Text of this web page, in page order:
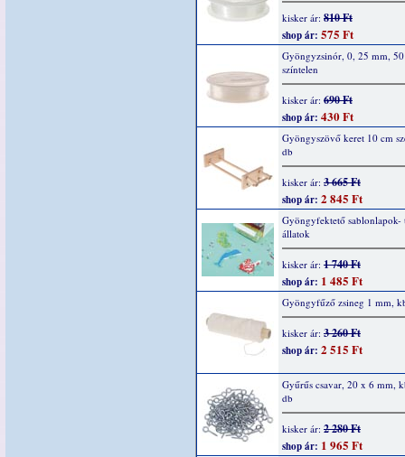
kisker ár: 810 Ft
shop ár: 575 Ft
Gyöngyzsinór, 0, 25 mm,
színtelen
kisker ár: 690 Ft
shop ár: 430 Ft
Gyöngyszövő keret 10 cm
db
kisker ár: 3 665 Ft
shop ár: 2 845 Ft
Gyöngyfektető sablonlapok-
állatok
kisker ár: 1 740 Ft
shop ár: 1 485 Ft
Gyöngyfűző zsineg 1 mm,
kisker ár: 3 260 Ft
shop ár: 2 515 Ft
Gyűrűs csavar, 20 x 6 mm,
db
kisker ár: 2 280 Ft
shop ár: 1 965 Ft